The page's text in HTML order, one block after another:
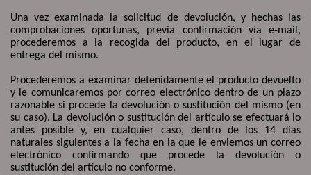
Una vez examinada la solicitud de devolución, y hechas las
comprobaciones oportunas, previa confirmación vía e-mail,
procederemos a la recogida del producto, en el lugar de
entrega del mismo.
Procederemos a examinar detenidamente el producto devuelto
y le comunicaremos por correo electrónico dentro de un plazo
razonable si procede la devolución o sustitución del mismo (en
su caso). La devolución o sustitución del artículo se efectuará lo
antes posible y, en cualquier caso, dentro de los 14 días
naturales siguientes a la fecha en la que le enviemos un correo
electrónico confirmando que procede la devolución o
sustitución del artículo no conforme.